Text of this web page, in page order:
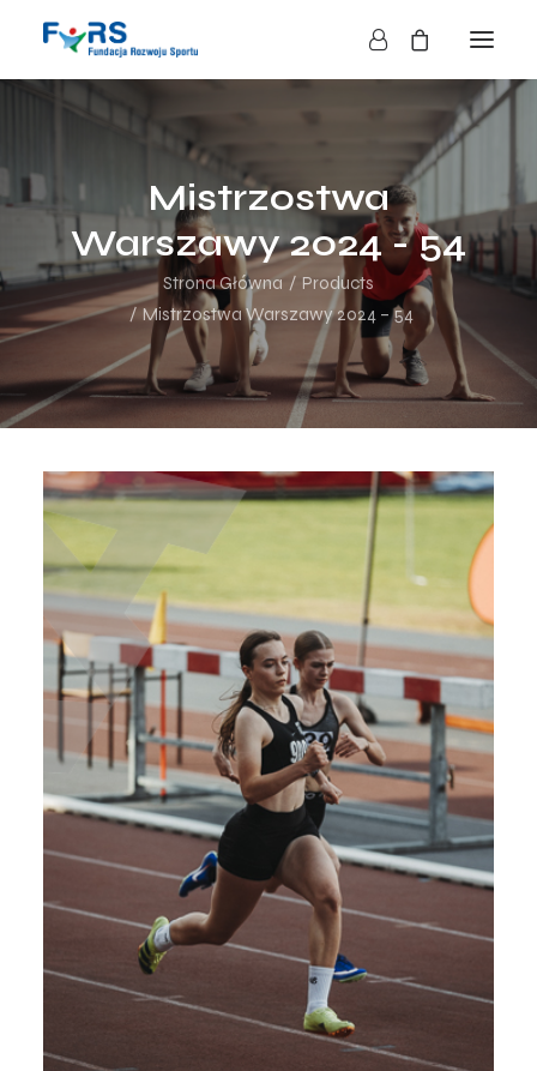
O FUNDACJI
DZIAŁALNOŚĆ
BLOG
KONTAKT
SKLEP
NASZE AKCJE
Mistrzostwa
Warszawy 2024 - 54
Strona Główna
Products
Mistrzostwa Warszawy 2024 – 54